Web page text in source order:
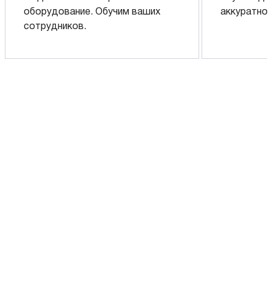
оборудование. Обучим ваших
сотрудников.
аккуратно